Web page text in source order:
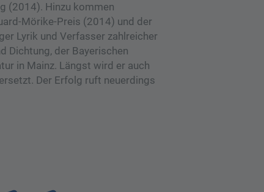
(2014). Hinzu kommen
Mörike-Preis (2014) und der
Lyrik und Verfasser zahlreicher
Dichtung, der Bayerischen
in Mainz. Längst wird er auch
Der Erfolg ruft neuerdings